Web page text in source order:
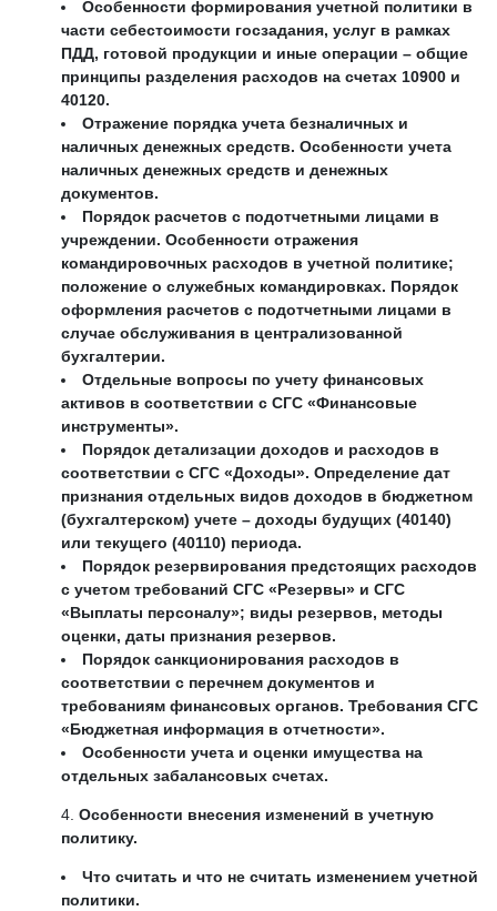
Особенности формирования учетной политики в
части себестоимости госзадания, услуг в рамках
ПДД, готовой продукции и иные операции – общие
принципы разделения расходов на счетах 10900 и
40120.
Отражение порядка учета безналичных и
наличных денежных средств. Особенности учета
наличных денежных средств и денежных
документов.
Порядок расчетов с подотчетными лицами в
учреждении. Особенности отражения
командировочных расходов в учетной политике;
положение о служебных командировках. Порядок
оформления расчетов с подотчетными лицами в
случае обслуживания в централизованной
бухгалтерии.
Отдельные вопросы по учету финансовых
активов в соответствии с СГС «Финансовые
инструменты».
Порядок детализации доходов и расходов в
соответствии с СГС «Доходы». Определение дат
признания отдельных видов доходов в бюджетном
(бухгалтерском) учете – доходы будущих (40140)
или текущего (40110) периода.
Порядок резервирования предстоящих расходов
с учетом требований СГС «Резервы» и СГС
«Выплаты персоналу»; виды резервов, методы
оценки, даты признания резервов.
Порядок санкционирования расходов в
соответствии с перечнем документов и
требованиям финансовых органов. Требования СГС
«Бюджетная информация в отчетности».
Особенности учета и оценки имущества на
отдельных забалансовых счетах.
Особенности внесения изменений в учетную
политику.
Что считать и что не считать изменением учетной
политики.